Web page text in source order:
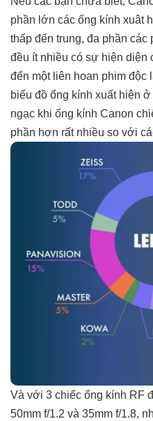
phần lớn các ống kính xuât
thấp đến trung, đa phần
đều ít nhiều có sự hiện diện
đến một liên hoan phim độc
biểu đồ ống kính xuất hiện
ngạc khi ống kính Canon
phần hơn rất nhiều so với
Và với 3 chiếc ống kính RF
50mm f/1.2 và 35mm f/1.8,